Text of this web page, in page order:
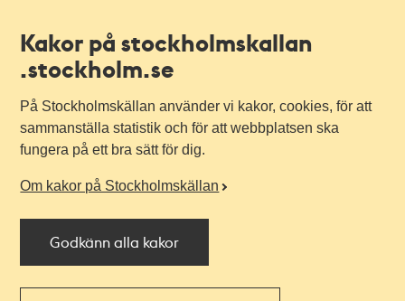
Kakor på stockholmskallan
.stockholm.se
På Stockholmskällan använder vi kakor, cookies, för att
sammanställa statistik och för att webbplatsen ska
fungera på ett bra sätt för dig.
Om kakor på Stockholmskällan
Godkänn alla kakor